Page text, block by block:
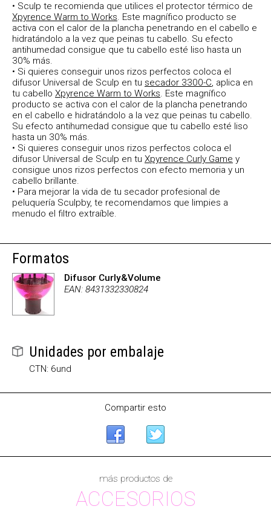
• Sculp te recomienda que utilices el protector térmico de
Xpyrence Warm to Works. Este magnífico producto se
activa con el calor de la plancha penetrando en el cabello e
hidratándolo a la vez que peinas tu cabello. Su efecto
antihumedad consigue que tu cabello esté liso hasta un
30% más.
• Si quieres conseguir unos rizos perfectos coloca el
difusor Universal de Sculp en tu secador 3300-C, aplica en
tu cabello Xpyrence Warm to Works. Este magnífico
producto se activa con el calor de la plancha penetrando
en el cabello e hidratándolo a la vez que peinas tu cabello.
Su efecto antihumedad consigue que tu cabello esté liso
hasta un 30% más.
• Si quieres conseguir unos rizos perfectos coloca el
difusor Universal de Sculp en tu Xpyrence Curly Game y
consigue unos rizos perfectos con efecto memoria y un
cabello brillante.
• Para mejorar la vida de tu secador profesional de
peluquería Sculpby, te recomendamos que limpies a
menudo el filtro extraíble.
Formatos
Difusor Curly&Volume
EAN: 8431332330824
Unidades por embalaje
CTN: 6und
Compartir esto
más productos de
ACCESORIOS